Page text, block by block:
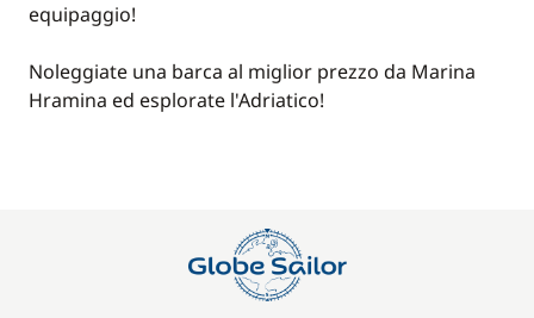
equipaggio!
Noleggiate una barca al miglior prezzo da Marina
Hramina ed esplorate l'Adriatico!